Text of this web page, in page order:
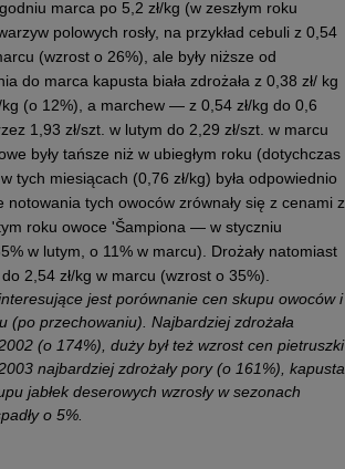
marca po 5,2 zł/kg (w zeszłym roku
polowych rosły, na przykład cebuli z 0,54
(wzrost o 26%), ale były niższe od
do marca kapusta biała zdrożała z 0,38 zł/ kg
(o 12%), a marchew — z 0,54 zł/kg do 0,6
1,93 zł/szt. w lutym do 2,29 zł/szt. w marcu
były tańsze niż w ubiegłym roku (dotychczas
miesiącach (0,76 zł/kg) była odpowiednio
tych owoców zrównały się z cenami z
roku owoce 'Šampiona — w styczniu
w lutym, o 11% w marcu). Drożały natomiast
2,54 zł/kg w marcu (wzrost o 35%).
jest porównanie cen skupu owoców i
przechowaniu). Najbardziej zdrożała
(o 174%), duży był też wzrost cen pietruszki
najbardziej zdrożały pory (o 161%), kapusta
jabłek deserowych wzrosły w sezonach
o 5%.